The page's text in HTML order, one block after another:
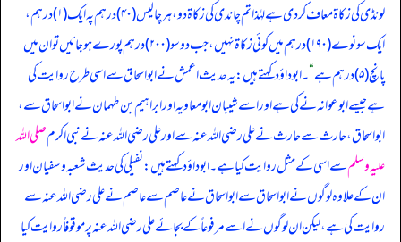
لونڈی کی زکاۃ معاف کر دی ہے لہٰذا تم چاندی کی زکاۃ دو، ہر چالیس (۴۰) درہم پہ ایک (۱) درہم،
ایک سو نوے (۱۹۰) درہم میں کوئی زکاۃ نہیں، جب دو سو (۲۰۰) درہم پورے ہو جائیں تو ان میں
پانچ (۵) درہم ہے
“۔ ابوداؤد کہتے ہیں: یہ حدیث اعمش نے ابواسحاق سے اسی طرح روایت کی
ہے جیسے ابوعوانہ نے کی ہے اور اسے شیبان ابومعاویہ اور ابراہیم بن طہمان نے ابواسحاق سے،
ابواسحاق، حارث سے حارث نے علی رضی اللہ عنہ سے اور علی رضی اللہ عنہ نے نبی اکرمصلی اللہ
علیہ وسلمسے اسی کے مثل روایت کیا ہے۔ ابوداؤد کہتے ہیں: نفیلی کی حدیث شعبہ و سفیان اور
ان کے علاوہ لوگوں نے ابواسحاق سے ابواسحاق نے عاصم سے عاصم نے علی رضی اللہ عنہ سے
روایت کی ہے، لیکن ان لوگوں نے اسے مرفوعاً کے بجائے علی رضی اللہ عنہ پر موقوفاً روایت کیا